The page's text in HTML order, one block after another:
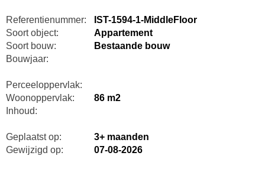
Referentienummer:
IST-1594-1-MiddleFloor
Soort object:
Appartement
Soort bouw:
Bestaande bouw
Bouwjaar:
Perceeloppervlak:
Woonoppervlak:
86 m2
Inhoud:
Geplaatst op:
3+ maanden
Gewijzigd op:
07-08-2026